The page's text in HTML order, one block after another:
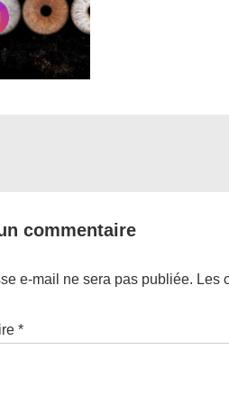
commentaire
e-mail ne sera pas publiée. Les
*